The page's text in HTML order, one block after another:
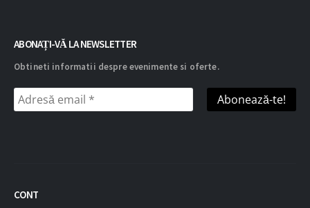
ABONAȚI-VĂ LA NEWSLETTER
Obtineti informatii despre evenimente si oferte.
CONT